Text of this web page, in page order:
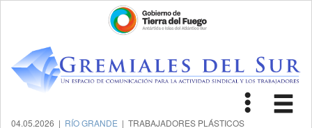
Toggle
04.05.2026 | RÍO GRANDE | TRABAJADORES PLÁSTICOS